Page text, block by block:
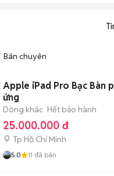
Bán chuyên
Apple iPad Pro Bạc Bàn
ứng
Dòng khác Hết bảo hành
25.000.000 đ
Tp Hồ Chí Minh
5.0 11 đã bán